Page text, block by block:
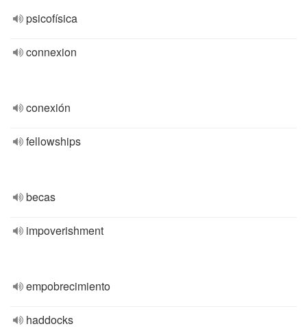
psicofísica
connexion
conexión
fellowships
becas
impoverishment
empobrecimiento
haddocks